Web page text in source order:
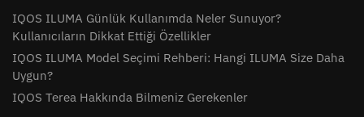
IQOS ILUMA Günlük Kullanımda Neler Sunuyor?
Kullanıcıların Dikkat Ettiği Özellikler
IQOS ILUMA Model Seçimi Rehberi: Hangi ILUMA Size Daha
Uygun?
IQOS Terea Hakkında Bilmeniz Gerekenler